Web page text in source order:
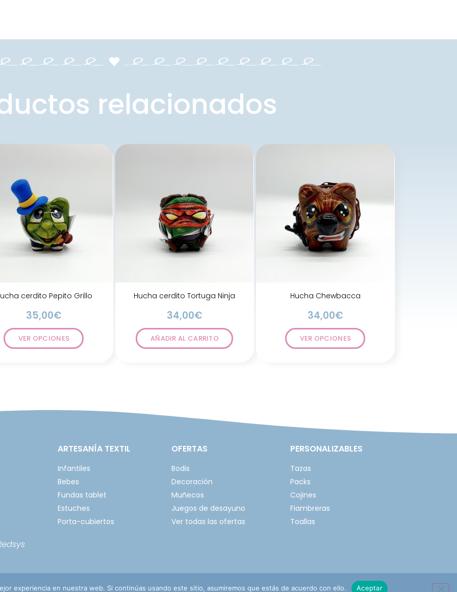
relacionados
cerdito Pepito Grillo
35,00€
VER OPCIONES
Hucha cerdito Tortuga Ninja
34,00€
AÑADIR AL CARRITO
Hucha Chewbacca
34,00€
VER OPCIONES
ARTESANÍA TEXTIL
Infantiles
Bebes
Fundas tablet
Estuches
Porta-cubiertos
OFERTAS
Bodis
Decoración
Muñecos
Juegos de desayuno
Ver todas las ofertas
PERSONALIZABLES
Tazas
Packs
Cojines
Fiambreras
Toallas
experiencia en nuestra web. Si continúas usando este sitio, asumiremos que estás de acuerdo con ello. Aceptar